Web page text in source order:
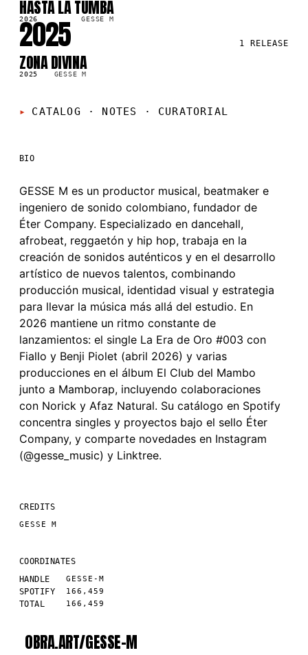
SG
HASTA LA TUMBA
2026 GESSE M
2025 1 RELEASE
ZONA DIVINA
2025 GESSE M
CATALOG · NOTES · CURATORIAL
BIO
GESSE M es un productor musical, beatmaker e
ingeniero de sonido colombiano, fundador de
Éter Company. Especializado en dancehall,
afrobeat, reggaetón y hip hop, trabaja en la
creación de sonidos auténticos y en el desarrollo
artístico de nuevos talentos, combinando
producción musical, identidad visual y estrategia
para llevar la música más allá del estudio. En
2026 mantiene un ritmo constante de
lanzamientos: el single La Era de Oro #003 con
Fiallo y Benji Piolet (abril 2026) y varias
producciones en el álbum El Club del Mambo
junto a Mamborap, incluyendo colaboraciones
con Norick y Afaz Natural. Su catálogo en Spotify
concentra singles y proyectos bajo el sello Éter
Company, y comparte novedades en Instagram
(@gesse_music) y Linktree.
CREDITS
GESSE M
COORDINATES
HANDLE
GESSE-M
SPOTIFY 166,459
TOTAL 166,459
OBRA.ART/GESSE-M